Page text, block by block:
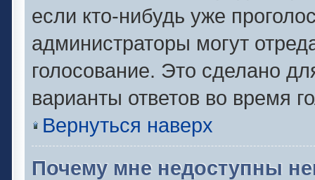
если кто-нибудь уже
администраторы могут
голосование. Это сделано
варианты ответов во время
Вернуться наверх
Почему мне недоступны